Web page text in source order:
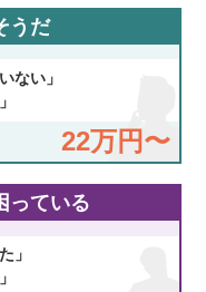
うだ
ない」
22万円〜
っている
」